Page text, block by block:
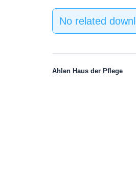
No related
Ahlen Haus der Pflege